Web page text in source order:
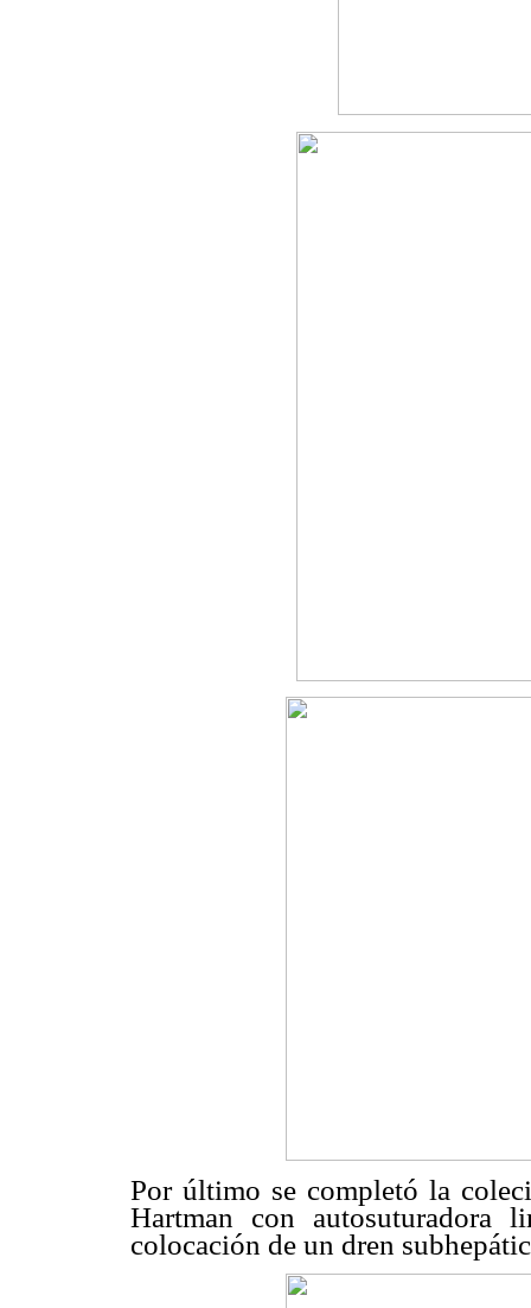
Por último se completó la
Hartman con
colocación de un dren